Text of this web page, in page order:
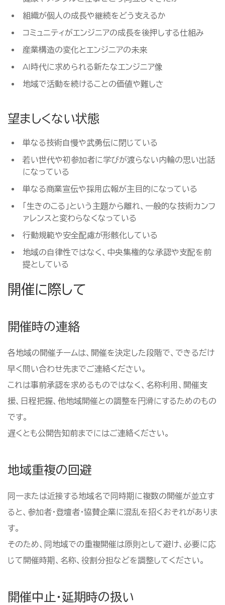
組織が個人の成長や継続をどう支えるか
コミュニティがエンジニアの成長を後押しする仕組み
産業構造の変化とエンジニアの未来
AI時代に求められる新たなエンジニア像
地域で活動を続けることの価値や難しさ
望ましくない状態
単なる技術自慢や武勇伝に閉じている
若い世代や初参加者に学びが渡らない内輪の思い出話
になっている
単なる商業宣伝や採用広報が主目的になっている
「生きのこる」という主題から離れ、一般的な技術カンフ
ァレンスと変わらなくなっている
行動規範や安全配慮が形骸化している
地域の自律性ではなく、中央集権的な承認や支配を前
提としている
開催に際して
開催時の連絡
各地域の開催チームは、開催を決定した段階で、できるだけ
早く問い合わせ先までご連絡ください。
これは事前承認を求めるものではなく、名称利用、開催支
援、日程把握、他地域開催との調整を円滑にするためのもの
です。
遅くとも公開告知前までにはご連絡ください。
地域重複の回避
同一または近接する地域名で同時期に複数の開催が並立す
ると、参加者・登壇者・協賛企業に混乱を招くおそれがありま
す。
そのため、同地域での重複開催は原則として避け、必要に応
じて開催時期、名称、役割分担などを調整してください。
開催中止・延期時の扱い